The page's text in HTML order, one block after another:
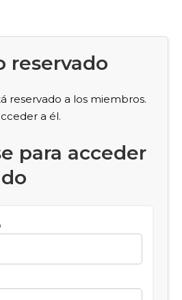
reservado
reservado a los miembros.
a él.
para acceder